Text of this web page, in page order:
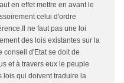
en effet mettre en avant le
celui d'ordre
ne faut pas une loi
des lois existantes sur la
conseil d'Etat se doit de
et à travers eux le peuple
lois qui doivent traduire la